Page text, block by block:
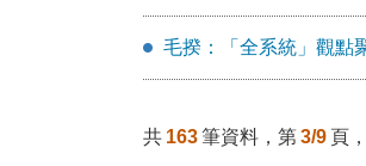
毛揆：「全系統」觀點
共 163 筆資料，第 3/9 頁，